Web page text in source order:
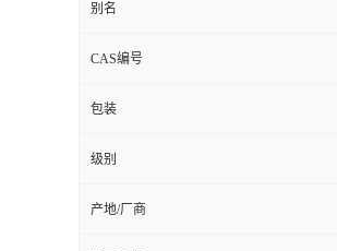
别名
CAS编号
包装
级别
产地/厂商